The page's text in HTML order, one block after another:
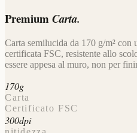
Premium Carta.
Carta semilucida da 170 g/m²
certificata FSC, resistente allo
essere appesa al muro, non per
170g
Carta
Certificato FSC
300dpi